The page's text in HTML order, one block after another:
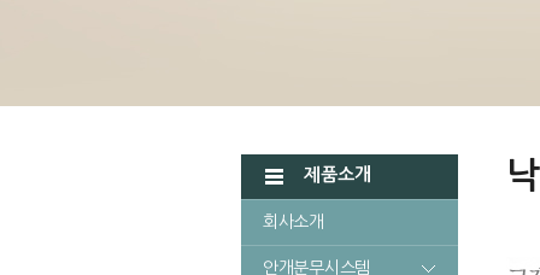
제품소개
회사소개
안개분무시스템